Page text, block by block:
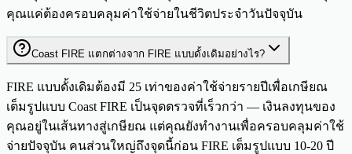
คุณแค่ต้องครอบคลุมค่าใช้จ่ายในชีวิตประจำวันปัจจุบัน
Coast FIRE แตกต่างจาก FIRE แบบดั้งเดิมอย่างไร?
FIRE แบบดั้งเดิมต้องมี 25 เท่าของค่าใช้จ่ายรายปีเพื่อเกษียณ
เต็มรูปแบบ Coast FIRE เป็นจุดตรวจที่เร็วกว่า — เงินลงทุนของ
คุณอยู่ในเส้นทางสู่เกษียณ แต่คุณยังทำงานเพื่อครอบคลุมค่าใช้
จ่ายปัจจุบัน คนส่วนใหญ่ถึงจุดนี้ก่อน FIRE เต็มรูปแบบ 10-20 ปี